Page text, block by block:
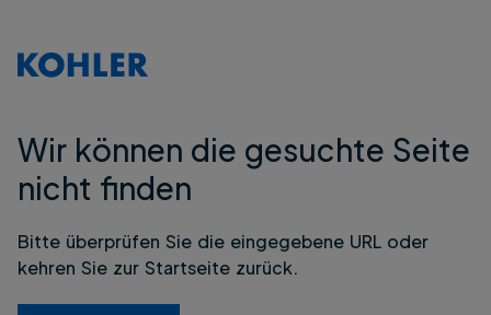
Wir können die gesuchte Seite
nicht finden
Bitte überprüfen Sie die eingegebene URL oder
kehren Sie zur Startseite zurück.